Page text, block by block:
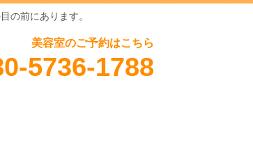
の前にあります。
美容室のご予約はこちら
5736-1788